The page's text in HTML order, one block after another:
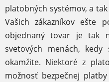
platobných systémov, a
Vašich zákazníkov ešte
objednaný tovar je tak
svetových menách,
okamžite. Niektoré z
možnosť bezpečnej